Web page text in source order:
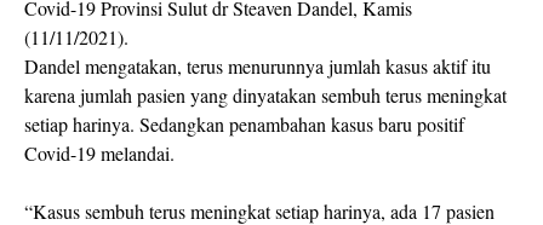
Covid-19 Provinsi Sulut dr Steaven Dandel, Kamis
(11/11/2021).
Dandel mengatakan, terus menurunnya jumlah kasus aktif itu
karena jumlah pasien yang dinyatakan sembuh terus meningkat
setiap harinya. Sedangkan penambahan kasus baru positif
Covid-19 melandai.
“Kasus sembuh terus meningkat setiap harinya, ada 17 pasien